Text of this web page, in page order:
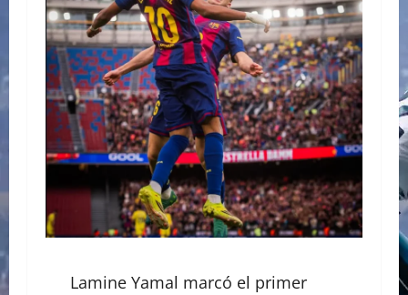
Lamine Yamal marcó el primer